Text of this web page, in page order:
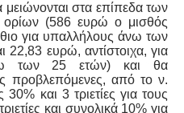
μειώνονται στα επίπεδα των
ορίων (586 ευρώ ο μισθός
για υπαλλήλους άνω των
ευρώ, αντίστοιχα, για
των 25 ετών) και θα
προβλεπόμενες, από το ν.
και 3 τριετίες για τους
και συνολικά 10% για